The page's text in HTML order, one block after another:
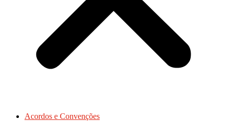
Acordos e Convenções